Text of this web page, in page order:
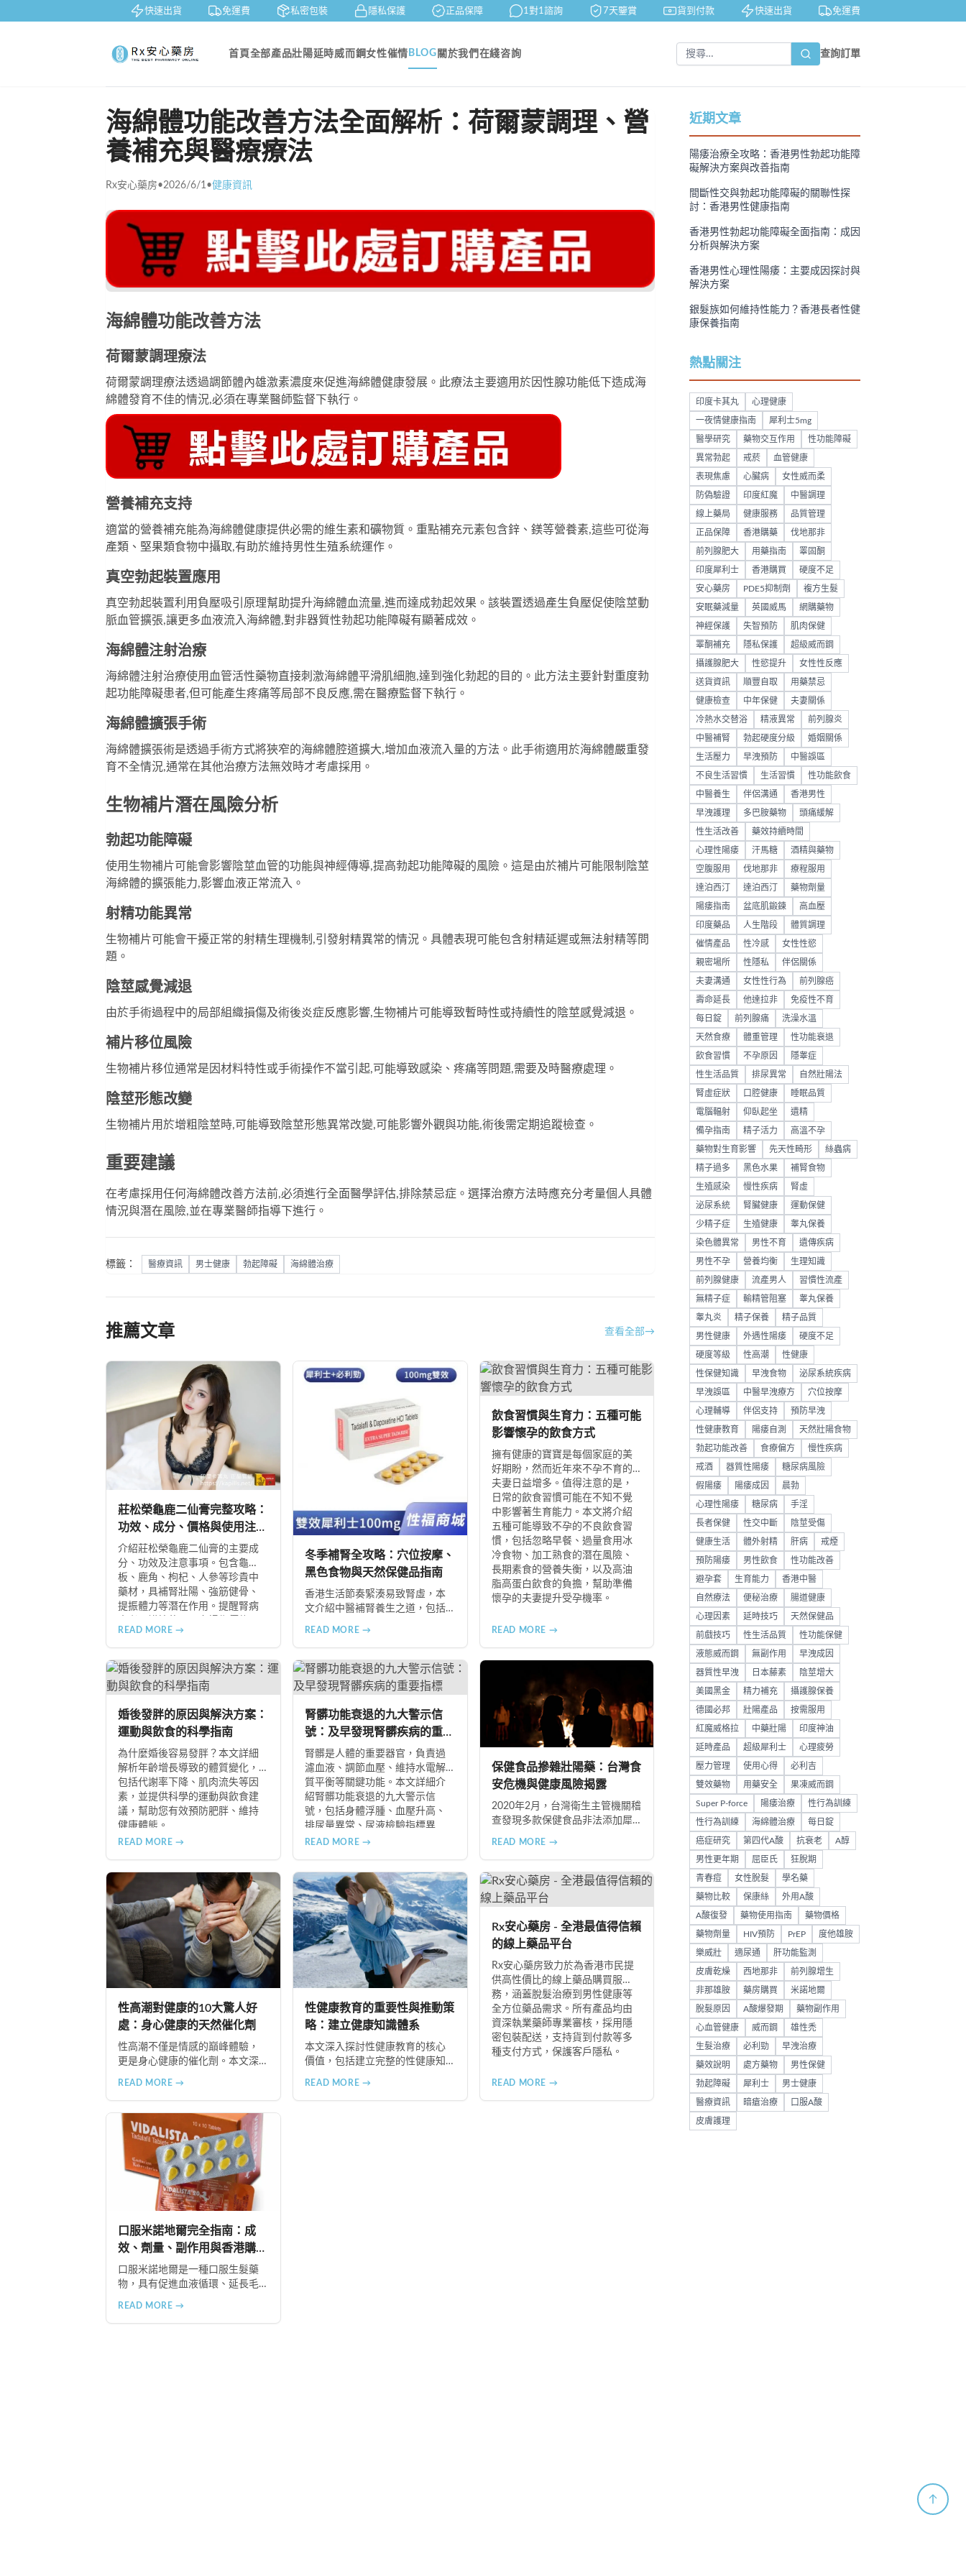
快速出貨 免運費 私密包裝 隱私保護 正品保障 1對1諮詢 7天鑒賞 貨到付款 快速出貨 免運費
首頁全部產品壯陽延時威而鋼女性催情 BLOG 關於我們 在綫咨詢 查詢訂單
海綿體功能改善方法全面解析：荷爾蒙調理、營
養補充與醫療療法
Rx安心藥房•2026/6/1•健康資訊
海綿體功能改善方法
荷爾蒙調理療法
荷爾蒙調理療法透過調節體內雄激素濃度來促進海綿體健康發展。此療法主要適用於因性腺功能低下造成海
綿體發育不佳的情況,必須在專業醫師監督下執行。
營養補充支持
適當的營養補充能為海綿體健康提供必需的維生素和礦物質。重點補充元素包含鋅、鎂等營養素,這些可從海
產類、堅果類食物中攝取,有助於維持男性生殖系統運作。
真空勃起裝置應用
真空勃起裝置利用負壓吸引原理幫助提升海綿體血流量,進而達成勃起效果。該裝置透過產生負壓促使陰莖動
脈血管擴張,讓更多血液流入海綿體,對非器質性勃起功能障礙有顯著成效。
海綿體注射治療
海綿體注射治療使用血管活性藥物直接刺激海綿體平滑肌細胞,達到強化勃起的目的。此方法主要針對重度勃
起功能障礙患者,但可能產生疼痛等局部不良反應,需在醫療監督下執行。
海綿體擴張手術
海綿體擴張術是透過手術方式將狹窄的海綿體腔道擴大,增加血液流入量的方法。此手術適用於海綿體嚴重發
育不全情況,通常在其他治療方法無效時才考慮採用。
生物補片潛在風險分析
勃起功能障礙
使用生物補片可能會影響陰莖血管的功能與神經傳導,提高勃起功能障礙的風險。這是由於補片可能限制陰莖
海綿體的擴張能力,影響血液正常流入。
射精功能異常
生物補片可能會干擾正常的射精生理機制,引發射精異常的情況。具體表現可能包含射精延遲或無法射精等問
題。
陰莖感覺減退
由於手術過程中的局部組織損傷及術後炎症反應影響,生物補片可能導致暫時性或持續性的陰莖感覺減退。
補片移位風險
生物補片移位通常是因材料特性或手術操作不當引起,可能導致感染、疼痛等問題,需要及時醫療處理。
陰莖形態改變
生物補片用於增粗陰莖時,可能導致陰莖形態異常改變,可能影響外觀與功能,術後需定期追蹤檢查。
重要建議
在考慮採用任何海綿體改善方法前,必須進行全面醫學評估,排除禁忌症。選擇治療方法時應充分考量個人具體
情況與潛在風險,並在專業醫師指導下進行。
標籤： 醫療資訊 男士健康 勃起障礙 海綿體治療
推薦文章 查看全部→
莊松榮龜鹿二仙膏完整攻略：
功效、成分、價格與使用注意
事項
介紹莊松榮龜鹿二仙膏的主要成
分、功效及注意事項。包含龜
板、鹿角、枸杞、人參等珍貴中
藥材，具補腎壯陽、強筋健骨、
提振體力等潛在作用。提醒腎病
NT$12,500-12,800。
READ MORE →
冬季補腎全攻略：穴位按摩、
黑色食物與天然保健品指南
香港生活節奏緊湊易致腎虛，本
文介紹中醫補腎養生之道，包括
B+ Complex 等天然保健品，助您
冬季有效補腎強身。
READ MORE →
飲食習慣與生育力：五種可能
影響懷孕的飲食方式
擁有健康的寶寶是每個家庭的美
好期盼，然而近年來不孕不育的
夫妻日益增多。值得注意的是，
日常的飲食習慣可能在不知不覺
中影響著生育能力。本文將介紹
五種可能導致不孕的不良飲食習
慣，包括忽略早餐、過量食用冰
冷食物、加工熟食的潛在風險、
長期素食的營養失衡，以及高油
脂高蛋白飲食的負擔，幫助準備
懷孕的夫妻提升受孕機率。
READ MORE →
婚後發胖的原因與解決方案：
運動與飲食的科學指南
為什麼婚後容易發胖？本文詳細
解析年齡增長導致的體質變化，
包括代謝率下降、肌肉流失等因
素，並提供科學的運動與飲食建
議，幫助您有效預防肥胖、維持
健康體態。
READ MORE →
腎髒功能衰退的九大警示信
號：及早發現腎髒疾病的重要
指標
腎髒是人體的重要器官，負責過
濾血液、調節血壓、維持水電解
質平衡等關鍵功能。本文詳細介
紹腎髒功能衰退的九大警示信
號，包括身體浮腫、血壓升高、
排尿量異常、尿液檢驗指標異
常、怕冷手腳冰涼、頭暈目眩伴
助您及早發現腎髒疾病的跡象，
儘快就醫檢查。
READ MORE →
保健食品摻雜壯陽藥：台灣食
安危機與健康風險揭露
2020年2月，台灣衛生主管機關稽
查發現多款保健食品非法添加犀
康危害，包含真實死亡案例，並
呼籲民眾透過合法管道購藥，切
勿聽信偏方。
READ MORE →
性高潮對健康的10大驚人好
處：身心健康的天然催化劑
性高潮不僅是情感的巔峰體驗，
更是身心健康的催化劑。本文深
緒、提升嗅覺敏感度、強健肌
肉、天然止痛、促進血液循環、
有助體重管理以及建立親密情感
連結。
READ MORE →
性健康教育的重要性與推動策
略：建立健康知識體系
本文深入探討性健康教育的核心
價值，包括建立完整的性健康知
READ MORE →
Rx安心藥房 - 全港最值得信賴
的線上藥品平台
Rx安心藥房致力於為香港市民提
供高性價比的線上藥品購買服
務，涵蓋脫髮治療到男性健康等
全方位藥品需求。所有產品均由
資深執業藥師專業審核，採用隱
密包裝配送，支持貨到付款等多
種支付方式，保護客戶隱私。
READ MORE →
口服米諾地爾完全指南：成
效、劑量、副作用與香港購買
方法
口服米諾地爾是一種口服生髮藥
物，具有促進血液循環、延長毛
READ MORE →
近期文章
陽痿治療全攻略：香港男性勃起功能障
礙解決方案與改善指南
間斷性交與勃起功能障礙的關聯性探
討：香港男性健康指南
香港男性勃起功能障礙全面指南：成因
分析與解決方案
香港男性心理性陽痿：主要成因探討與
解決方案
銀髮族如何維持性能力？香港長者性健
康保養指南
熱點關注
印度卡其丸 心理健康
一夜情健康指南 犀利士5mg
醫學研究 藥物交互作用 性功能障礙
異常勃起 戒菸 血管健康
表現焦慮 心臟病 女性威而柔
防偽驗證 印度紅魔 中醫調理
線上藥局 健康服務 品質管理
正品保障 香港購藥 伐地那非
前列腺肥大 用藥指南 睪固酮
印度犀利士 香港購買 硬度不足
安心藥房 PDE5抑制劑 複方生髮
安眠藥減量 英國威馬 網購藥物
神經保護 失智預防 肌肉保健
睪酮補充 隱私保護 超級威而鋼
攝護腺肥大 性慾提升 女性性反應
送貨資訊 順豐自取 用藥禁忌
健康檢查 中年保健 夫妻關係
冷熱水交替浴 精液異常 前列腺炎
中醫補腎 勃起硬度分級 婚姻關係
生活壓力 早洩預防 中醫誤區
不良生活習慣 生活習慣 性功能飲食
中醫養生 伴侶溝通 香港男性
早洩護理 多巴胺藥物 頭痛緩解
性生活改善 藥效持續時間
心理性陽痿 汗馬糖 酒精與藥物
空腹服用 伐地那非 療程服用
達泊西汀 達泊西汀 藥物劑量
陽痿指南 盆底肌鍛鍊 高血壓
印度藥品 人生階段 體質調理
催情產品 性冷感 女性性慾
親密場所 性隱私 伴侶關係
夫妻溝通 女性性行為 前列腺癌
壽命延長 他達拉非 免疫性不育
每日錠 前列腺痛 洗澡水溫
天然食療 體重管理 性功能衰退
飲食習慣 不孕原因 隱睾症
性生活品質 排尿異常 自然壯陽法
腎虛症狀 口腔健康 睡眠品質
電腦輻射 仰臥起坐 遺精
備孕指南 精子活力 高溫不孕
藥物對生育影響 先天性畸形 絲蟲病
精子過多 黑色水果 補腎食物
生殖感染 慢性疾病 腎虛
泌尿系統 腎臟健康 運動保健
少精子症 生殖健康 睾丸保養
染色體異常 男性不育 遺傳疾病
男性不孕 營養均衡 生理知識
前列腺健康 流產男人 習慣性流產
無精子症 輸精管阻塞 睾丸保養
睾丸炎 精子保養 精子品質
男性健康 外遇性陽痿 硬度不足
硬度等級 性高潮 性健康
性保健知識 早洩食物 泌尿系統疾病
早洩誤區 中醫早洩療方 穴位按摩
心理輔導 伴侶支持 預防早洩
性健康教育 陽痿自測 天然壯陽食物
勃起功能改善 食療偏方 慢性疾病
戒酒 器質性陽痿 糖尿病風險
假陽痿 陽痿成因 晨勃
心理性陽痿 糖尿病 手淫
長者保健 性交中斷 陰莖受傷
健康生活 體外射精 肝病 戒煙
預防陽痿 男性飲食 性功能改善
避孕套 生育能力 香港中醫
自然療法 便秘治療 腸道健康
心理因素 延時技巧 天然保健品
前戲技巧 性生活品質 性功能保健
液態威而鋼 無副作用 早洩成因
器質性早洩 日本藤素 陰莖增大
美國黑金 精力補充 攝護腺保養
德國必邦 壯陽產品 按需服用
紅魔威格拉 中藥壯陽 印度神油
延時產品 超級犀利士 心理疲勞
壓力管理 使用心得 必利吉
雙效藥物 用藥安全 果凍威而鋼
Super P-force 陽痿治療 性行為訓練
性行為訓練 海綿體治療 每日錠
癌症研究 第四代A酸 抗衰老 A醇
男性更年期 屈臣氏 狂脫期
青春痘 女性脫髮 學名藥
藥物比較 保康絲 外用A酸
A酸復發 藥物使用指南 藥物價格
藥物劑量 HIV預防 PrEP 度他雄胺
樂威壯 適尿通 肝功能監測
皮膚乾燥 西地那非 前列腺增生
非那雄胺 藥房購買 米諾地爾
脫髮原因 A酸爆發期 藥物副作用
心血管健康 威而鋼 雄性禿
生髮治療 必利勁 早洩治療
藥效說明 處方藥物 男性保健
勃起障礙 犀利士 男士健康
醫療資訊 暗瘡治療 口服A酸
皮膚護理